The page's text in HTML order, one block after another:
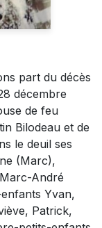
part du décès
décembre
de feu
Bilodeau et de
le deuil ses
(Marc),
André
Yvan,
Patrick,